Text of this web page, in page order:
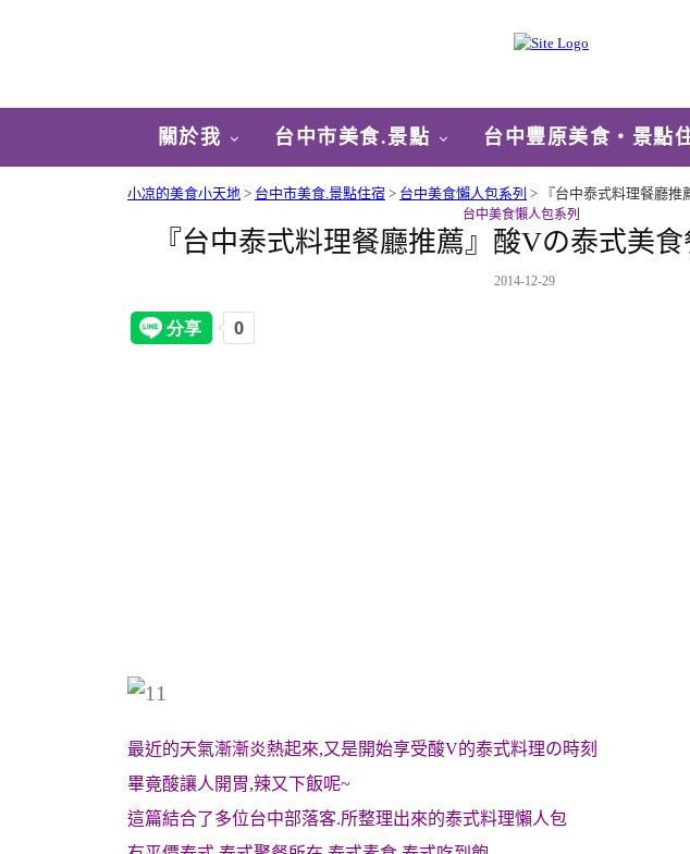
關於我 台中市美食.景點 台中豐原美食‧景點
小凉的美食小天地 > 台中市美食.景點住宿 > 台中美食懶人包系列 > 『台中泰式料理餐廳
台中美食懶人包系列
『台中泰式料理餐廳推薦』酸Vの泰式美
2014-12-29
最近的天氣漸漸炎熱起來,又是開始享受酸V的泰式料理の時刻
畢竟酸讓人開胃,辣又下飯呢~
這篇結合了多位台中部落客.所整理出來的泰式料理懶人包